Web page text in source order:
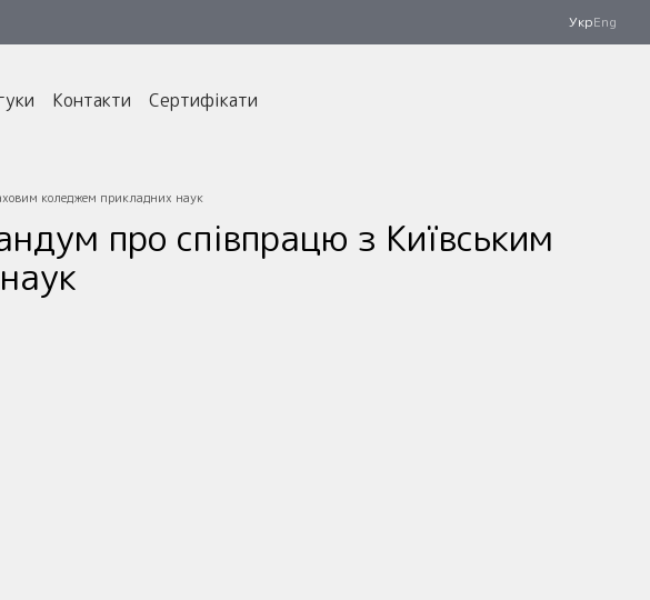
УкрEng
Контакти Сертифікати
коледжем прикладних наук
про співпрацю з Київським